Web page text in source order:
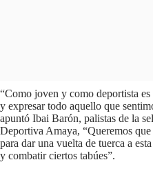
“Como joven y como deportista
y expresar todo aquello que
apuntó Ibai Barón, palistas de la
Deportiva Amaya, “Queremos
para dar una vuelta de tuerca a
y combatir ciertos tabúes”.